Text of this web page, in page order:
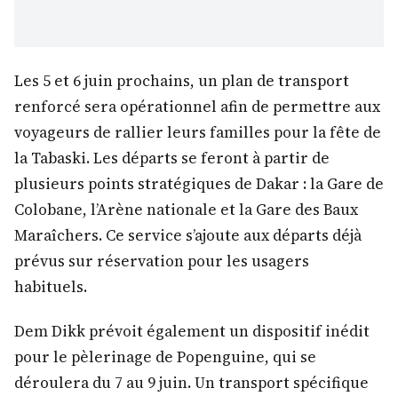
Les 5 et 6 juin prochains, un plan de transport
renforcé sera opérationnel afin de permettre aux
voyageurs de rallier leurs familles pour la fête de
la Tabaski. Les départs se feront à partir de
plusieurs points stratégiques de Dakar : la Gare de
Colobane, l’Arène nationale et la Gare des Baux
Maraîchers. Ce service s’ajoute aux départs déjà
prévus sur réservation pour les usagers
habituels.
Dem Dikk prévoit également un dispositif inédit
pour le pèlerinage de Popenguine, qui se
déroulera du 7 au 9 juin. Un transport spécifique